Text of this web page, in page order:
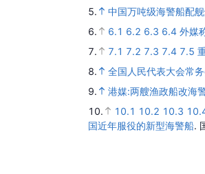
5.
中国万吨级海警船配
6.
6.1 6.2 6.3 6.4 外媒
7.
7.1 7.2 7.3 7.4 7.5
8.
全国人民代表大会常
9.
港媒:两艘渔政船改海
10.
10.1 10.2 10.3
国近年服役的新型海警船.